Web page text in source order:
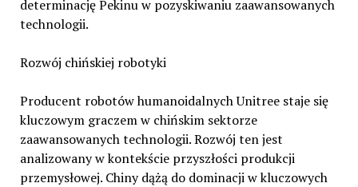
determinację Pekinu w pozyskiwaniu zaawansowanych
technologii.
Rozwój chińskiej robotyki
Producent robotów humanoidalnych Unitree staje się
kluczowym graczem w chińskim sektorze
zaawansowanych technologii. Rozwój ten jest
analizowany w kontekście przyszłości produkcji
przemysłowej. Chiny dążą do dominacji w kluczowych